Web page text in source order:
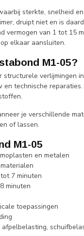
sterkte, snelheid
druipt niet en is
vermogen van 1 tot 15
elkaar aansluiten.
M1-05?
verlijmingen
technische
je verschillende
of lassen.
M1-05
en metalen
7 minuten
minuten
toepassingen